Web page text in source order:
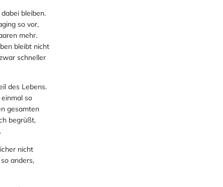
bleiben.
so vor,
mehr.
bleibt nicht
schneller
des Lebens.
so
gesamten
begrüßt,
nicht
anders,